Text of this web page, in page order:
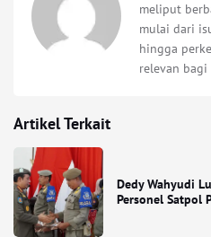
meliput
mulai dari
hingga
relevan bagi
Artikel Terkait
Dedy Wahyudi
Personel Satpol